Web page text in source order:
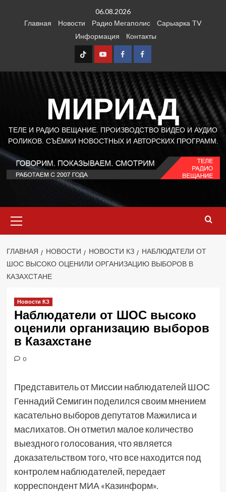
06.08.2026
Главная
Новости Радио Мегаполис
Сарыарка TV
Информация
Контакты
TT Youtube
FB1 FB2
МИРИАД
ТЕЛЕ И РАДИО ВЕЩАНИЕ. ПРОИЗВОДСТВО ВИДЕО И АУДИО
РОЛИКОВ. СЪЁМКИ НОВОСТНЫХ И АВТОРСКИХ ПРОГРАММ.
меню
ГЛАВНАЯ НОВОСТИ НОВОСТИ КЗ
НАБЛЮДАТЕЛИ ОТ
ШОС ВЫСОКО ОЦЕНИЛИ ОРГАНИЗАЦИЮ ВЫБОРОВ В
КАЗАХСТАНЕ
Новости КЗ
Наблюдатели от ШОС высоко
оценили организацию выборов
в Казахстане
0
Представитель от Миссии наблюдателей ШОС
Геннадий Семигин поделился своим мнением
касательно выборов депутатов Мажилиса и
маслихатов. Он отметил малое количество
выездного голосования, что является
доказательством того, что все находится под
контролем наблюдателей, передает
корреспондент МИА «Казинформ».